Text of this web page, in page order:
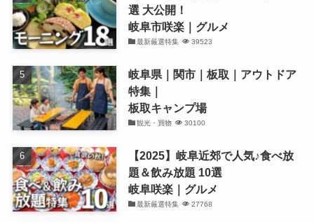
選 大公開！
岐阜市咲楽｜グルメ
最新厳選特集 39523
岐阜県｜関市｜板取｜アウトドア
特集｜
板取キャンプ場
観光・買物 30100
【2025】岐阜近郊で人気♪食べ放
題＆飲み放題 10選
岐阜咲楽｜グルメ
最新厳選特集 27768